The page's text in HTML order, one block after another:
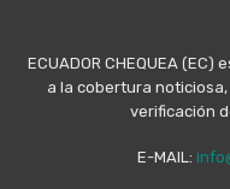
ECUADOR CHEQUEA
a la cobertura
verificación
E-MAIL: